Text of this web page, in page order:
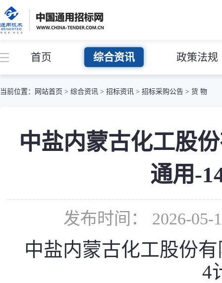
首页 综合资讯 政策法规
当前位置： 网站首页 > 综合资讯 > 招标资讯 > 招标采购公告 > 货 物
中盐内蒙古化工股
通用-
发布时间： 2026-
中盐内蒙古化工股份
4